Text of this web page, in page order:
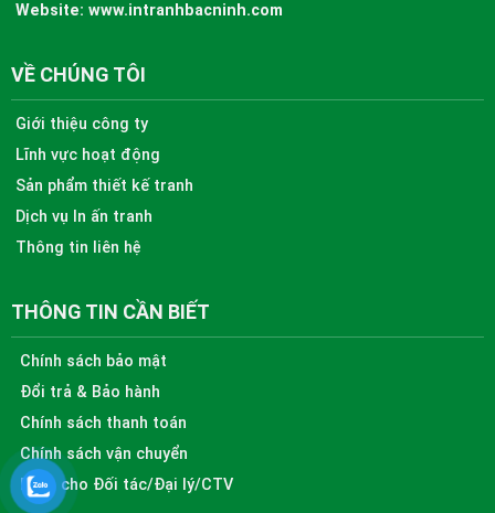
Website: www.intranhbacninh.com
VỀ CHÚNG TÔI
Giới thiệu công ty
Lĩnh vực hoạt động
Sản phẩm thiết kế tranh
Dịch vụ In ấn tranh
Thông tin liên hệ
THÔNG TIN CẦN BIẾT
Chính sách bảo mật
Đổi trả & Bảo hành
Chính sách thanh toán
Chính sách vận chuyển
Dành cho Đối tác/Đại lý/CTV